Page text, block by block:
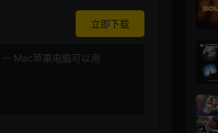
立即下载
-- Mac苹果电脑可以用